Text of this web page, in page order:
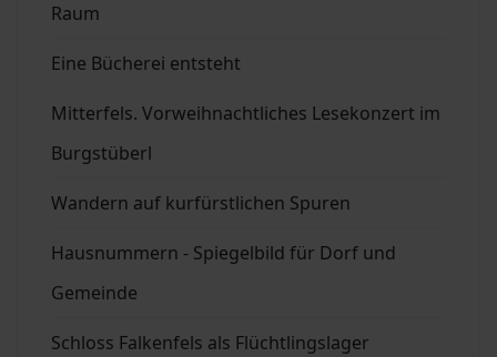
Raum
Eine Bücherei entsteht
Mitterfels. Vorweihnachtliches Lesekonzert im
Burgstüberl
Wandern auf kurfürstlichen Spuren
Hausnummern - Spiegelbild für Dorf und
Gemeinde
Schloss Falkenfels als Flüchtlingslager